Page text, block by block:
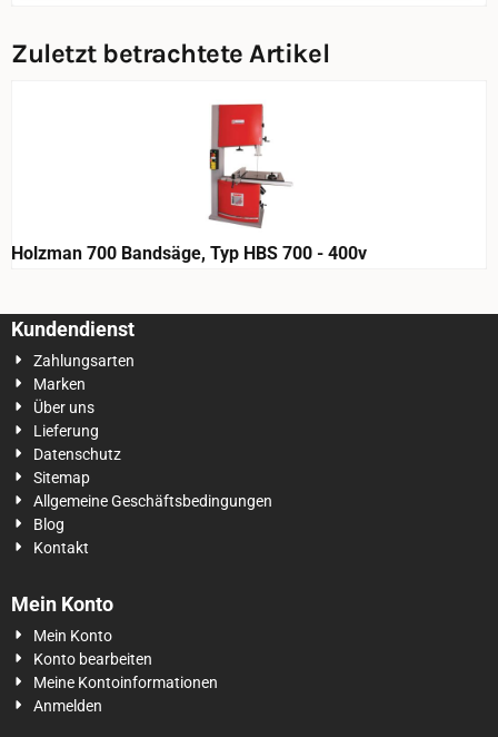
Zuletzt betrachtete Artikel
Holzman 700 Bandsäge, Typ HBS 700 - 400v
Kundendienst
Zahlungsarten
Marken
Über uns
Lieferung
Datenschutz
Sitemap
Allgemeine Geschäftsbedingungen
Blog
Kontakt
Mein Konto
Mein Konto
Konto bearbeiten
Meine Kontoinformationen
Anmelden